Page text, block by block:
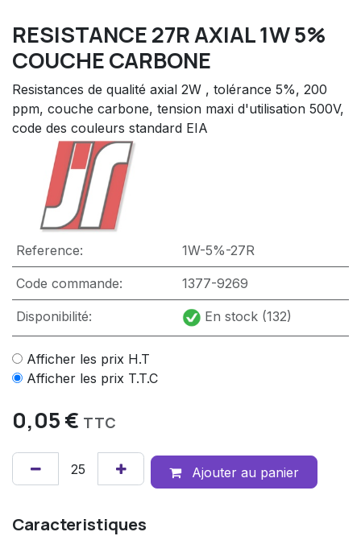
RESISTANCE 27R AXIAL 1W 5%
COUCHE CARBONE
Resistances de qualité axial 2W , tolérance 5%, 200
ppm, couche carbone, tension maxi d'utilisation 500V,
code des couleurs standard EIA
Reference: 1W-5%-27R
Code commande: 1377-9269
Disponibilité: En stock (132)
Afficher les prix H.T
Afficher les prix T.T.C
0,05€ TTC
Ajouter au panier
Caracteristiques